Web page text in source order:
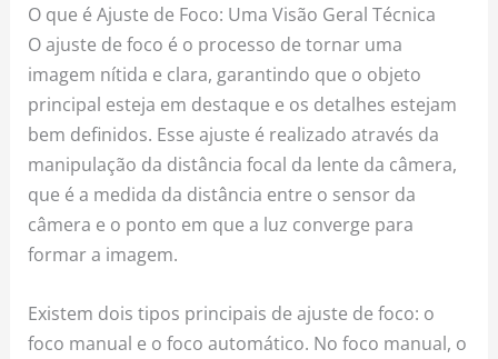
O que é Ajuste de Foco: Uma Visão Geral Técnica
O ajuste de foco é o processo de tornar uma
imagem nítida e clara, garantindo que o objeto
principal esteja em destaque e os detalhes estejam
bem definidos. Esse ajuste é realizado através da
manipulação da distância focal da lente da câmera,
que é a medida da distância entre o sensor da
câmera e o ponto em que a luz converge para
formar a imagem.
Existem dois tipos principais de ajuste de foco: o
foco manual e o foco automático. No foco manual, o